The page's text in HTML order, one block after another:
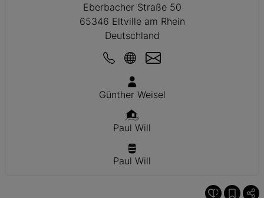
Eberbacher Straße 50
65346 Eltville am Rhein
Deutschland
Günther Weisel
Paul Will
Paul Will